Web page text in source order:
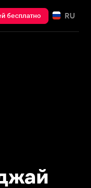
бесплатно RU